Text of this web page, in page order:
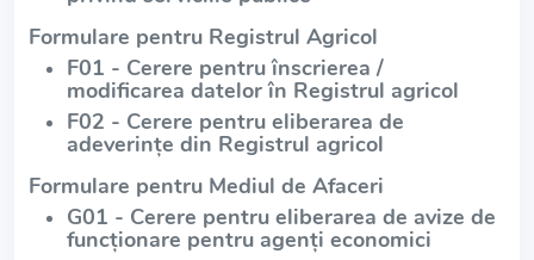
Formulare pentru Registrul Agricol
F01 - Cerere pentru înscrierea /
modificarea datelor în Registrul agricol
F02 - Cerere pentru eliberarea de
adeverințe din Registrul agricol
Formulare pentru Mediul de Afaceri
G01 - Cerere pentru eliberarea de avize de
funcționare pentru agenți economici